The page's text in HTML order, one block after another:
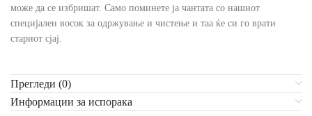
може да се избришат. Само поминете ја чантата со нашиот
специјален восок за одржување и чистење и таа ќе си го врати
стариот сјај.
Прегледи (0)
Информации за испорака